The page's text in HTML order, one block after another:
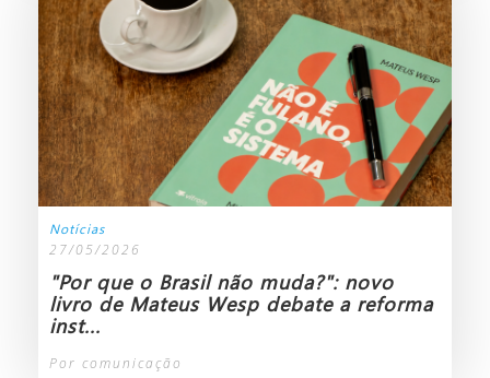
Notícias
27/05/2026
"Por que o Brasil não muda?": novo
livro de Mateus Wesp debate a reforma
inst...
Por comunicação